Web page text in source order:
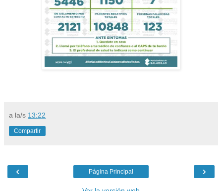
a la/s 13:22
Compartir
‹ ›
Página Principal